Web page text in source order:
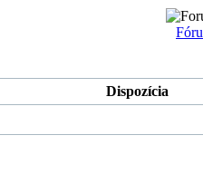
Dispozícia